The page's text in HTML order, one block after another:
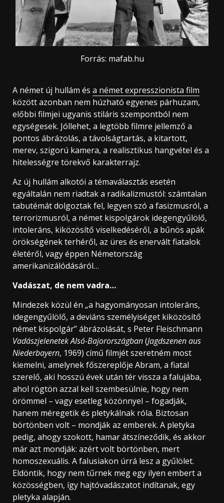
Forrás: mafab.hu
A német új hullám és a német expresszionista film
között azonban nem húzható egyenes párhuzam,
előbbi filmjei ugyanis stiláris szempontból nem
egységesek. Jóllehet, a legtöbb filmre jellemző a
pontos ábrázolás, a távolságtartás, a kitartott,
merev, szigorú kamera, a realisztikus hangvétel és a
hitelességre törekvő karakterrajz.
Az új hullám alkotói a témaválasztás esetén
egyáltalán nem riadtak a radikalizmustól: számtalan
tabutémát dolgoztak fel, legyen szó a fasizmusról, a
terrorizmusról, a német kispolgárok idegengyűlölő,
intoleráns, kiközösítő viselkedéséről, a bűnös apák
örökségének terhéről, az üres és enervált fiatalok
életéről, vagy éppen Németország
amerikanizálódásáról…
Vadászat, de nem vadra…
Mindezek közül én „a hagyományosan intoleráns,
idegengyűlölő, a deviáns személyiséget kiközösítő
német kispolgár” ábrázolását, s Peter Fleischmann
Vadászjelenetek Alsó-Bajorországban(Jagdszenen aus
Niederbayern, 1969) című filmjét szeretném most
kiemelni, amelynek főszereplője Abram, a fiatal
szerelő, aki hosszú évek után tér vissza a falujába,
ahol rögtön azzal kell szembesülnie, hogy nem
örömmel – vagy esetleg közönnyel – fogadják,
hanem méregetik és pletykálnak róla. Biztosan
börtönben volt – mondják az emberek. A pletyka
pedig, ahogy szokott, hamar átszíneződik, és akkor
már azt mondják: azért volt börtönben, mert
homoszexuális. A falusiakon úrrá lesz a gyűlölet.
Eldöntik, hogy nem tűrnek meg egy ilyen embert a
közösségben, így hajtóvadászatot indítanak, egy
pletyka alapján.